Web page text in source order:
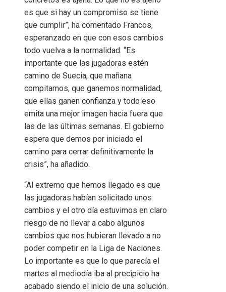
es que si hay un compromiso se tiene
que cumplir”, ha comentado Francos,
esperanzado en que con esos cambios
todo vuelva a la normalidad. “Es
importante que las jugadoras estén
camino de Suecia, que mañana
compitamos, que ganemos normalidad,
que ellas ganen confianza y todo eso
emita una mejor imagen hacia fuera que
las de las últimas semanas. El gobierno
espera que demos por iniciado el
camino para cerrar definitivamente la
crisis”, ha añadido.
“Al extremo que hemos llegado es que
las jugadoras habían solicitado unos
cambios y el otro día estuvimos en claro
riesgo de no llevar a cabo algunos
cambios que nos hubieran llevado a no
poder competir en la Liga de Naciones.
Lo importante es que lo que parecía el
martes al mediodía iba al precipicio ha
acabado siendo el inicio de una solución.